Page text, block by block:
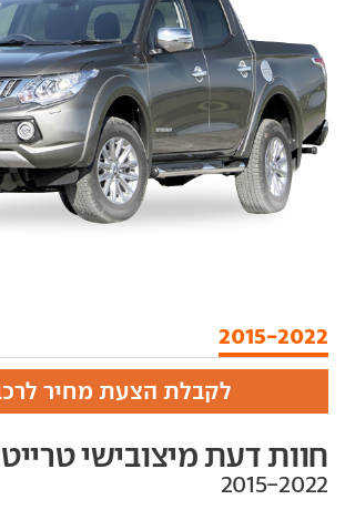
2015-2022
לקבלת הצעת מחיר
חוות דעת מיצובישי